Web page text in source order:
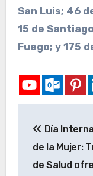
San Luis; 46
15 de
Fuego; y 175
Día
de la Mujer:
de Salud